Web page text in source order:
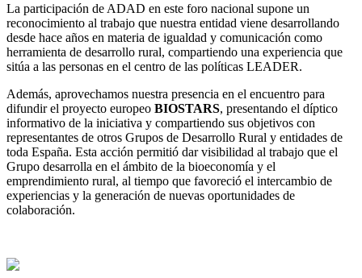
La participación de ADAD en este foro nacional supone un
reconocimiento al trabajo que nuestra entidad viene desarrollando
desde hace años en materia de igualdad y comunicación como
herramienta de desarrollo rural, compartiendo una experiencia que
sitúa a las personas en el centro de las políticas LEADER.
Además, aprovechamos nuestra presencia en el encuentro para
difundir el proyecto europeo BIOSTARS, presentando el díptico
informativo de la iniciativa y compartiendo sus objetivos con
representantes de otros Grupos de Desarrollo Rural y entidades de
toda España. Esta acción permitió dar visibilidad al trabajo que el
Grupo desarrolla en el ámbito de la bioeconomía y el
emprendimiento rural, al tiempo que favoreció el intercambio de
experiencias y la generación de nuevas oportunidades de
colaboración.